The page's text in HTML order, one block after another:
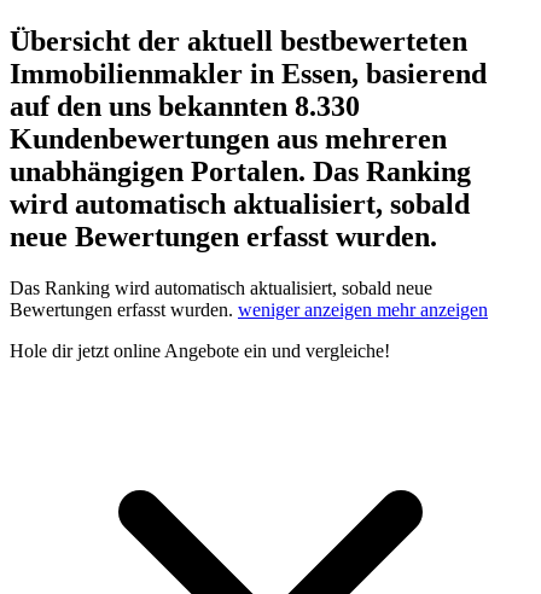
Übersicht der aktuell bestbewerteten
Immobilienmakler in Essen, basierend
auf den uns bekannten 8.330
Kundenbewertungen aus mehreren
unabhängigen Portalen. Das Ranking
wird automatisch aktualisiert, sobald
neue Bewertungen erfasst wurden.
Das Ranking wird automatisch aktualisiert, sobald neue
Bewertungen erfasst wurden. weniger anzeigen mehr anzeigen
Hole dirjetzt online Angebote ein und vergleiche!